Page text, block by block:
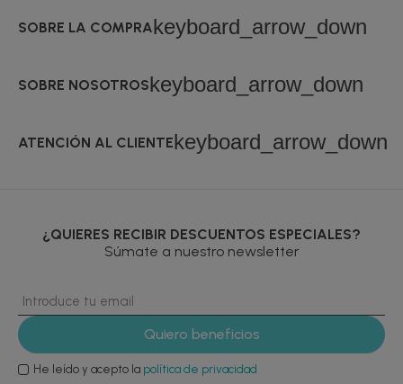
SOBRE LA COMPRAkeyboard_arrow_down
SOBRE NOSOTROSkeyboard_arrow_down
ATENCIÓN AL CLIENTEkeyboard_arrow_down
¿QUIERES RECIBIR DESCUENTOS ESPECIALES?
Súmate a nuestro newsletter
He leído y acepto la política de privacidad